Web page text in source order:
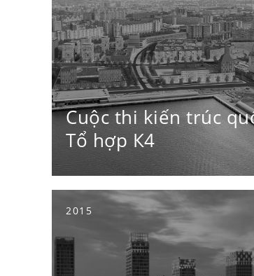
Cuộc thi kiến ​​trúc
Tổ hợp К4
2015